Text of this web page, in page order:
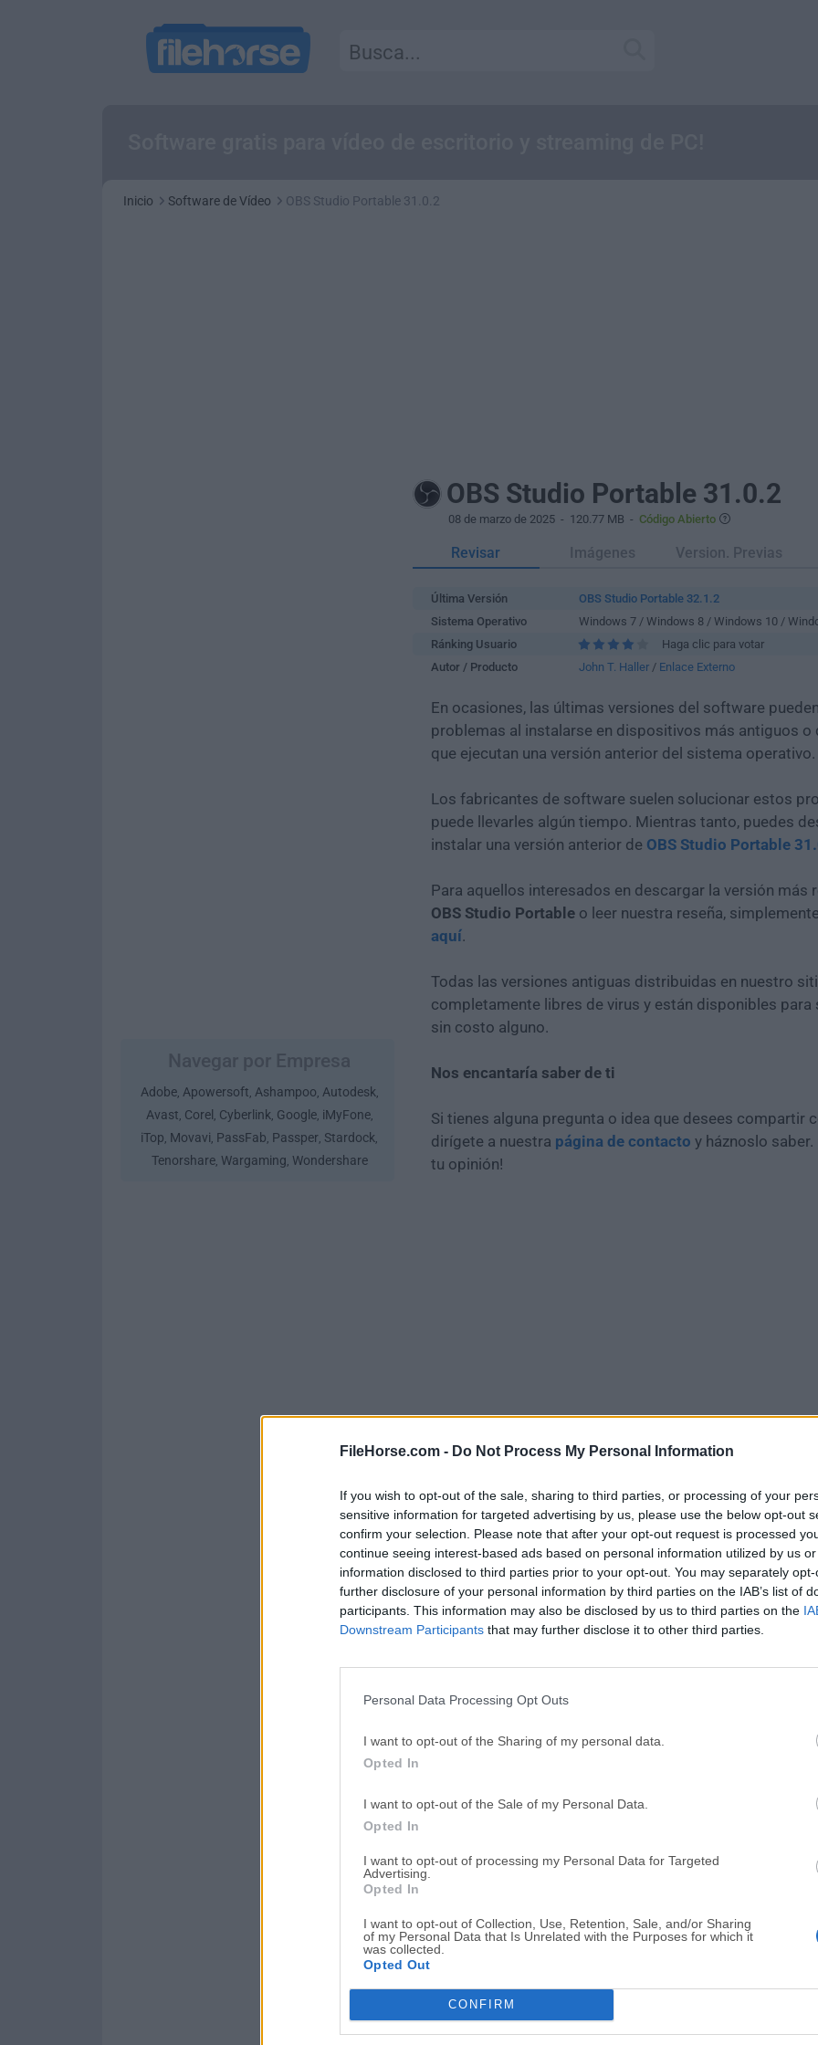
FileHorse.com - Do Not Process My Personal Information
If you wish to opt-out of the sale, sharing to third parties, or processing of your
sensitive information for targeted advertising by us, please use the below opt-out
confirm your selection. Please note that after your opt-out request is processed
continue seeing interest-based ads based on personal information utilized by us
information disclosed to third parties prior to your opt-out. You may separately
further disclosure of your personal information by third parties on the IAB’s list of
participants. This information may also be disclosed by us to third parties on the
Downstream Participants that may further disclose it to other third parties.
Personal Data Processing Opt Outs
I want to opt-out of the Sharing of my personal data.
Opted In
I want to opt-out of the Sale of my Personal Data.
Opted In
I want to opt-out of processing my Personal Data for Targeted
Advertising.
Opted In
I want to opt-out of Collection, Use, Retention, Sale, and/or Sharing
of my Personal Data that Is Unrelated with the Purposes for which it
was collected.
Opted Out
CONFIRM
Inicio Software de Vídeo OBS Studio Portable 31.0.2
Adobe, Apowersoft, Ashampoo, Autodesk,
Avast, Corel , Cyberlink, Google, iMyFone,
iTop, Movavi, PassFab, Passper, Stardock,
Tenorshare, Wargaming, Wondershare
OBS Studio Portable 31.0.2
08 de marzo de 2025 - 120.77 MB - Código Abierto
Revisar Imágenes Version. Previas
Última Versión
OBS Studio Portable 32.1.2
Sistema Operativo
Windows 7 / Windows 8 / Windows 10 /
Ránking Usuario
Haga clic para votar
Autor / Producto
John T. Haller / Enlace Externo
En ocasiones, las últimas versiones del software
problemas al instalarse en dispositivos más antiguos
que ejecutan una versión anterior del sistema operativo.
Los fabricantes de software suelen solucionar estos
puede llevarles algún tiempo. Mientras tanto, puedes
instalar una versión anterior de OBS Studio Portable
Para aquellos interesados en descargar la versión más
OBS Studio Portable o leer nuestra reseña,
aquí.
Todas las versiones antiguas distribuidas en nuestro
completamente libres de virus y están disponibles para
sin costo alguno.
Nos encantaría saber de ti
Si tienes alguna pregunta o idea que desees compartir
dirígete a nuestra página de contacto y háznoslo saber.
tu opinión!
Descargar OBS Studio Portable
¿Por qué se publica esta aplicación en Filehorse? (Más
Imágenes
Opera
Adobe Photoshop CC 2026 27.9.1 (64-bit)
GTA 6
GTA 6 for PS5
CapCut
PC Repair
PC Repair Tool 2026
Hero Wars
Hero Wars - Online Action
TradingView - Trusted by 100 Million Traders